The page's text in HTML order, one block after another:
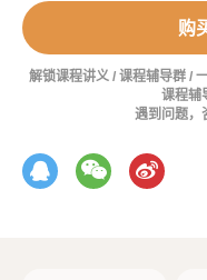
购
解锁课程讲义 / 课程辅导群 /
课程辅
遇到问题，